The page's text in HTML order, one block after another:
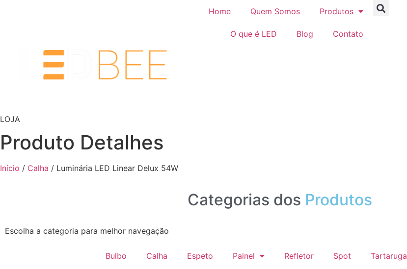
Home Quem Somos Produtos
O que é LED Blog Contato
LOJA
Produto Detalhes
Início / Calha / Luminária LED Linear Delux 54W
Categorias dos Produtos
Escolha a categoria para melhor navegação
Bulbo Calha Espeto Painel Refletor Spot Tartaruga